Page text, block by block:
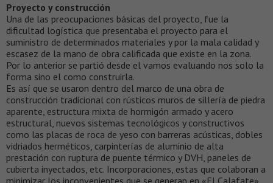
Proyecto y construcción
Una de las preocupaciones básicas del proyecto, fue la
dificultad logística que presentaba el proyecto para el
suministro de determinados materiales y por la mala calidad y
escasez de la mano de obra calificada que existe en la zona.
Por lo anterior se partió desde el vamos evaluando nos solo la
forma sino el como construirla.
Es así que se usaron dentro del marco de una obra de
construcción tradicional con rústicos muros de sillería de piedra
aparente, estructura mixta de hormigón armado y acero
estructural, nuevos sistemas tecnológicos y constructivos
como las placas de roca de yeso con barreras acústicas, dobles
vidriados herméticos, carpinterías de aluminio de alta
prestación con ruptura de puente térmico y DVH, paneles de
cubierta inyectados, etc. Incorporaciones, estas que colaboran a
minimizar los inconvenientes que se generan en «El Calafate»